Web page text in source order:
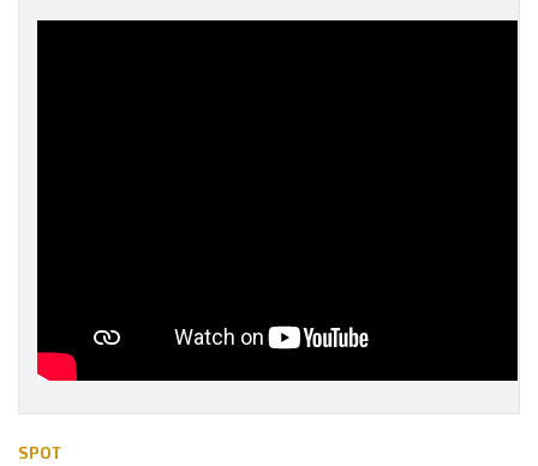
SPOT